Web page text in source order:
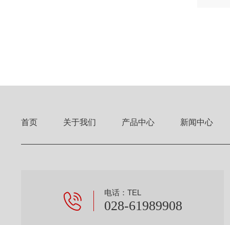
首页 关于我们 产品中心 新闻中心
电话：TEL
028-61989908